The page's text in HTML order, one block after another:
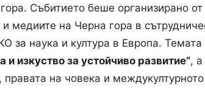
Събитието беше организирано от
медиите на Черна гора в
за наука и култура в Европа. Темата
и изкуство за устойчиво развитие“, а
правата на човека и междукултурното